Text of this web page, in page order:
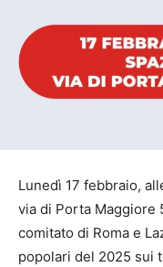
Lunedì 17 febbraio,
via di Porta Maggiore
comitato di Roma e
popolari del 2025 sui